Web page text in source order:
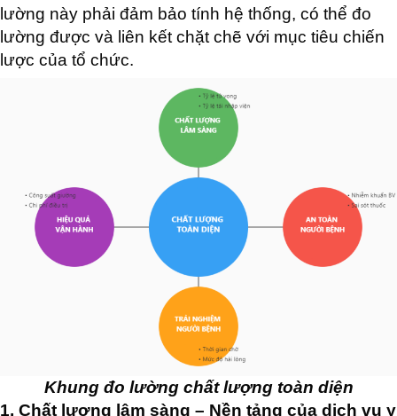
lường này phải đảm bảo tính hệ thống, có thể đo
lường được và liên kết chặt chẽ với mục tiêu chiến
lược của tổ chức.
Khung đo lường chất lượng toàn diện
1. Chất lượng lâm sàng – Nền tảng của dịch vụ y